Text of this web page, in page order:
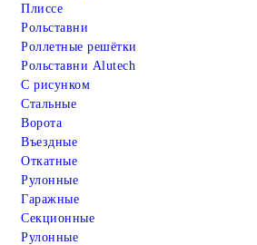
Плиссе
Рольставни
Роллетные решётки
Рольставни Alutech
С рисунком
Стальные
Ворота
Въездные
Откатные
Рулонные
Гаражные
Cекционные
Рулонные